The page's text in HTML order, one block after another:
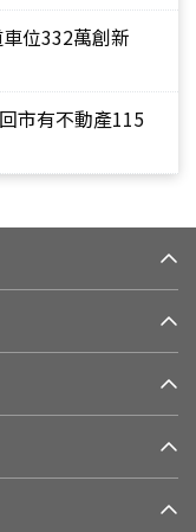
位332萬創新
市有不動產115